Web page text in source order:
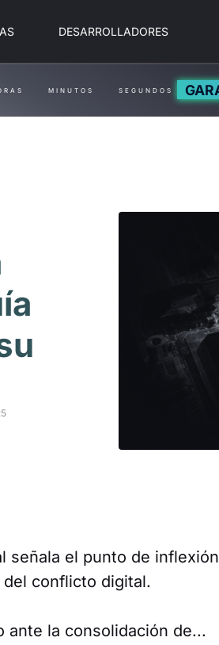
DESARROLLADORES
MINUTOS SEGUNDOS
señala el punto de inflexión
conflicto digital.
ante la consolidación de...